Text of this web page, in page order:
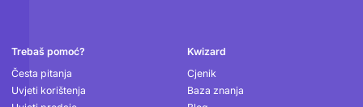
Podnožje
Trebaš pomoć?
Česta pitanja
Uvjeti korištenja
Kwizard
Cjenik
Baza znanja